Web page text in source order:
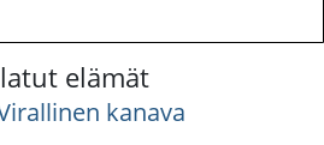
elämät
kanava